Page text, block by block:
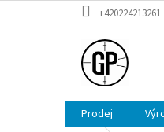
na
+420224213261
Prodej